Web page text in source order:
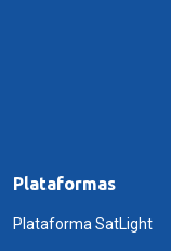
Plataformas
Plataforma SatLight